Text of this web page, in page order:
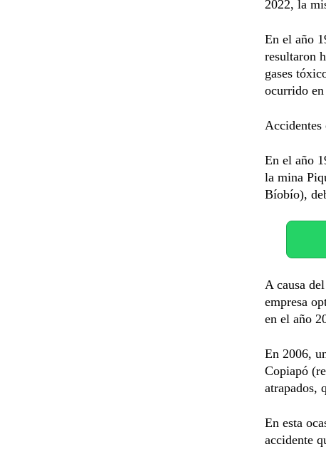
2022, la
En el año
resultaron
gases
ocurrido
Accidentes
En el año
la mina
Bíobío),
A causa
empresa
en el año
En 2006,
Copiapó
atrapados,
En esta
accidente